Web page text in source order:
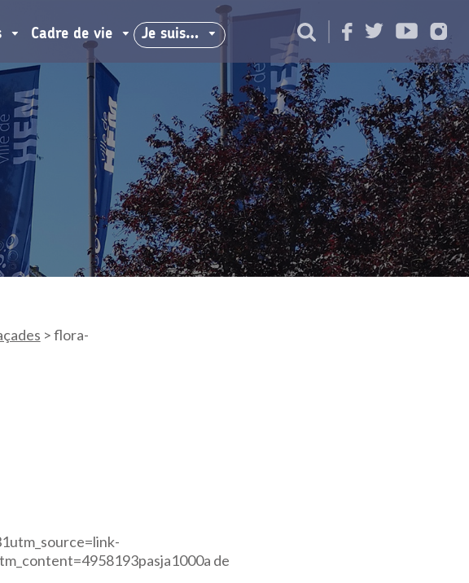
Cadre de vie Je suis…
>flora-
de